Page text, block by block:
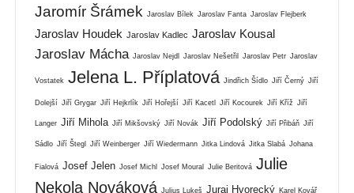
Jaromír Šrámek Jaroslav Bílek Jaroslav Fanta Jaroslav Flejberk
Jaroslav Houdek Jaroslav Kadlec Jaroslav Kousal
Jaroslav Mácha Jaroslav Nejdl Jaroslav Nešetřil Jaroslav Petr Jaroslav
Vostatek Jelena L. Příplatová Jindřich Šídlo Jiří Černý Jiří
Dolejší Jiří Grygar Jiří Hejkrlík Jiří Hořejší Jiří Kacetl Jiří Kocourek Jiří Kříž Jiří
Langer Jiří Mihola Jiří Mikšovský Jiří Novák Jiří Podolský Jiří Přibáň Jiří
Sádlo Jiří Štegl Jiří Weinberger Jiří Wiedermann Jitka Lindová Jitka Slabá Johana
Fialová Josef Jelen Josef Michl Josef Moural Julie Beritová Julie
Nekola Nováková Julius Lukeš Juraj Hvorecký Karel Kovář